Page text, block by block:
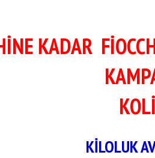
KADAR
SAÇMASI